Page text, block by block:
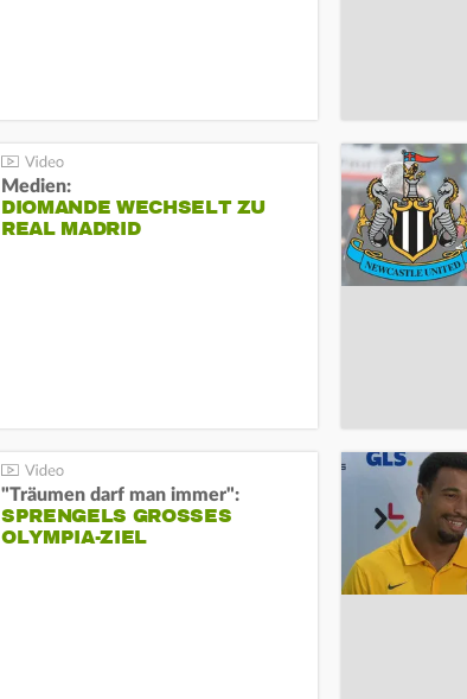
Medien:
DIOMANDE WECHSELT ZU
REAL MADRID
"Träumen darf man immer":
SPRENGELS GROSSES O
LYMPIA-ZIEL